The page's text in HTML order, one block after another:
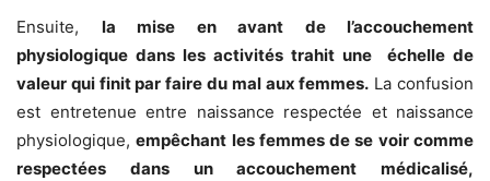
Ensuite, la mise en avant de l’accouchement
physiologique dans les activités trahit une échelle de
valeur qui finit par faire du mal aux femmes. La confusion
est entretenue entre naissance respectée et naissance
physiologique,empêchant les femmes de se voir comme
respectées dans un accouchement médicalisé,